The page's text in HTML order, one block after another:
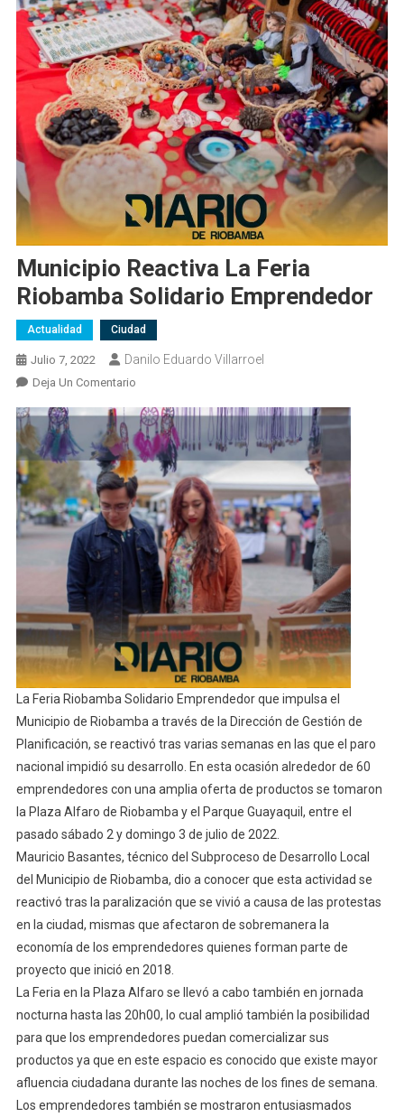
Municipio Reactiva La Feria
Riobamba Solidario Emprendedor
Actualidad Ciudad
Julio 7, 2022 Danilo Eduardo Villarroel
Deja Un ComentarioEn
Reactiva
La
Feria
Riobamba
Solidario
Emprendedor
La Feria Riobamba Solidario Emprendedor que impulsa el
Municipio de Riobamba a través de la Dirección de Gestión de
Planificación, se reactivó tras varias semanas en las que el paro
nacional impidió su desarrollo. En esta ocasión alrededor de 60
emprendedores con una amplia oferta de productos se tomaron
la Plaza Alfaro de Riobamba y el Parque Guayaquil, entre el
pasado sábado 2 y domingo 3 de julio de 2022.
Mauricio Basantes, técnico del Subproceso de Desarrollo Local
del Municipio de Riobamba, dio a conocer que esta actividad se
reactivó tras la paralización que se vivió a causa de las protestas
en la ciudad, mismas que afectaron de sobremanera la
economía de los emprendedores quienes forman parte de
proyecto que inició en 2018.
La Feria en la Plaza Alfaro se llevó a cabo también en jornada
nocturna hasta las 20h00, lo cual amplió también la posibilidad
para que los emprendedores puedan comercializar sus
productos ya que en este espacio es conocido que existe mayor
afluencia ciudadana durante las noches de los fines de semana.
Los emprendedores también se mostraron entusiasmados